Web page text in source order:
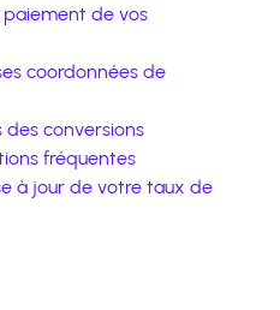
de vos
coordonnées de
conversions
fréquentes
à jour de votre taux de